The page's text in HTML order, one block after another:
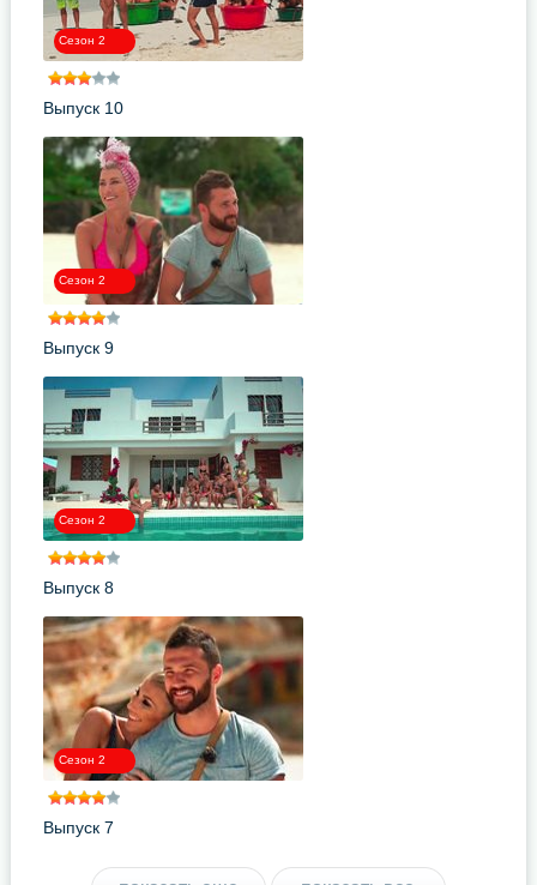
Сезон 2
Выпуск 10
Сезон 2
Выпуск 9
Сезон 2
Выпуск 8
Сезон 2
Выпуск 7